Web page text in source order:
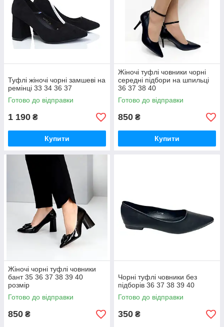
Туфлі жіночі чорні замшеві на
ремінці 33 34 36 37
Готово до відправки
1 190 ₴
Купити
Жіночі туфлі човники чорні
середні підбори на шпильці
36 37 38 40
Готово до відправки
850 ₴
Купити
Жіночі чорні туфлі човники
бант 35 36 37 38 39 40
розмір
Готово до відправки
850 ₴
Чорні туфлі човники без
підборів 36 37 38 39 40
Готово до відправки
350 ₴